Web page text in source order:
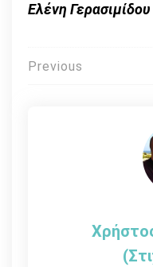
Ελένη
Πλοήγηση
Previous